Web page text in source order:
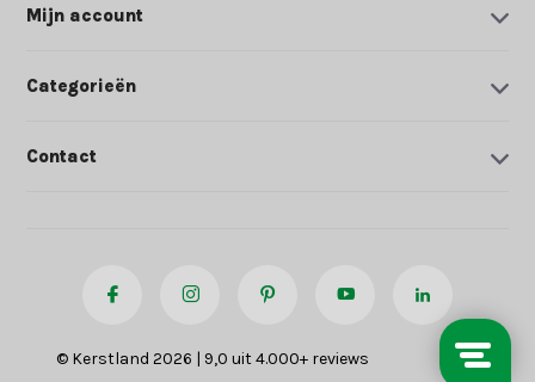
Mijn account
Categorieën
Contact
© Kerstland 2026 | 9,0 uit 4.000+ reviews